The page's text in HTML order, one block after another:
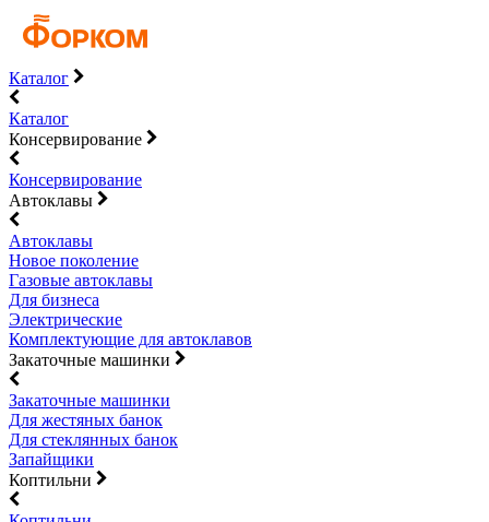
Каталог
Каталог
Консервирование
Консервирование
Автоклавы
Автоклавы
Новое поколение
Газовые автоклавы
Для бизнеса
Электрические
Комплектующие для автоклавов
Закаточные машинки
Закаточные машинки
Для жестяных банок
Для стеклянных банок
Запайщики
Коптильни